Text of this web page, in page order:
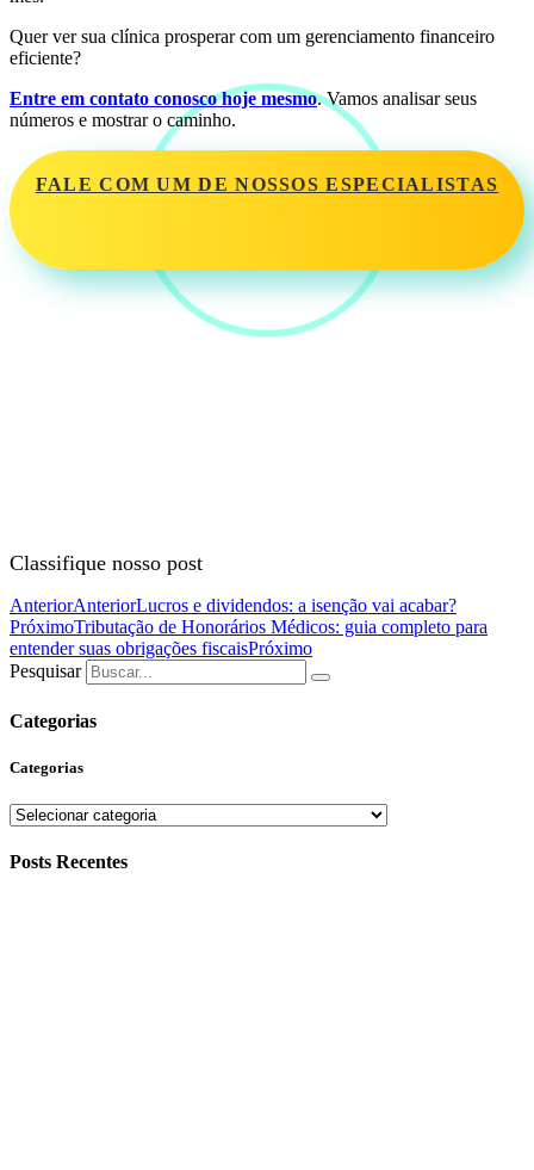
Quer ver sua clínica prosperar com um gerenciamento financeiro
eficiente?
Entre em contato conosco hoje mesmo. Vamos analisar seus
números e mostrar o caminho.
FALE COM UM DE NOSSOS ESPECIALISTAS
Classifique nosso post
AnteriorAnteriorLucros e dividendos: a isenção vai acabar?
PróximoTributação de Honorários Médicos: guia completo para
entender suas obrigações fiscaisPróximo
Pesquisar
Categorias
Categorias
Categorias
Posts Recentes